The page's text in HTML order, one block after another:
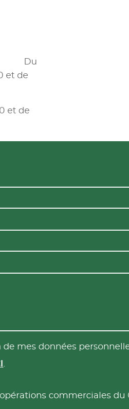
et de
et de
de mes données
.
commerciales du